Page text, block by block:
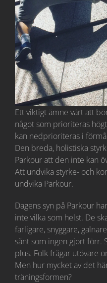
Ett viktigt ämne värt att
något som prioriteras
kan nedprioriteras i
Den breda, holistiska
Parkour att den inte kan
Att undvika styrke- och
undvika Parkour.
Dagens syn på Parkour
inte vilka som helst. De
farligare, snyggare,
sånt som ingen gjort förr.
plus. Folk frågar utövare
Men hur mycket av det
träningsformen?